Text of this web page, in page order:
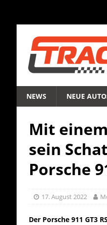
NEWS NEUE
Mit
sein
Porsche
17. August 2022
Der Porsche 911 GT3